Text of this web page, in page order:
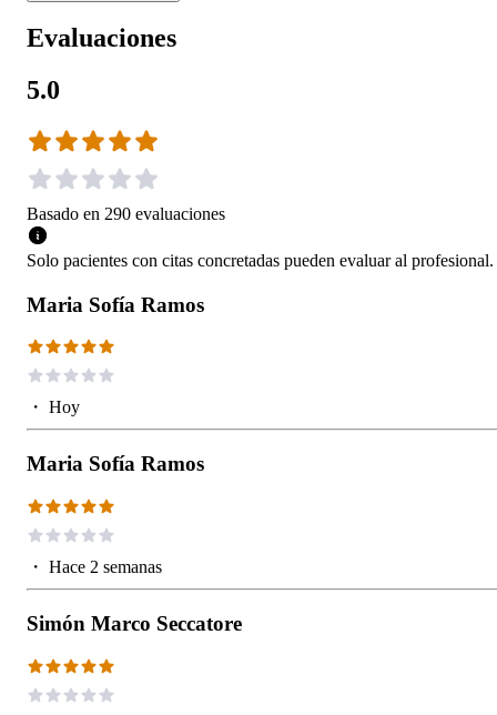
Evaluaciones
5.0
Basado en 290 evaluaciones
Solo pacientes con citas concretadas pueden evaluar al profesional.
Maria Sofía Ramos
・ Hoy
Maria Sofía Ramos
・ Hace 2 semanas
Simón Marco Seccatore